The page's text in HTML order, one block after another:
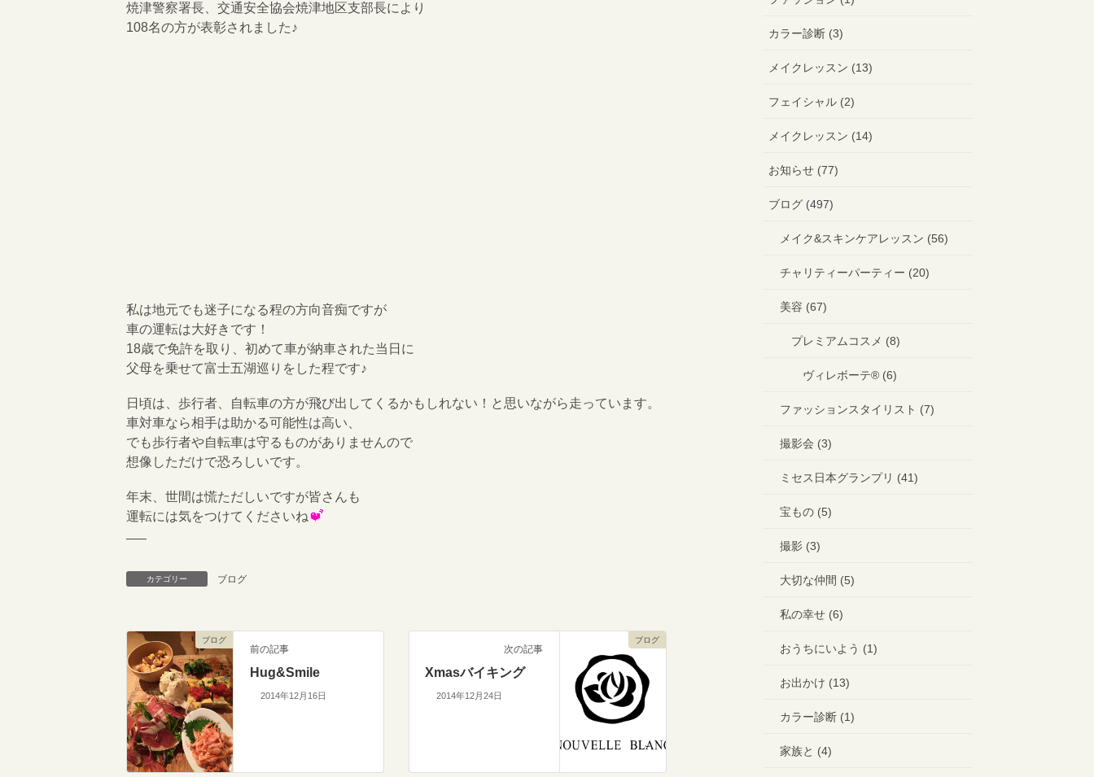
焼津警察署長、交通安全協会焼津地区支部長により
108名の方が表彰されました♪
私は地元でも迷子になる程の方向音痴ですが
車の運転は大好きです！
18歳で免許を取り、初めて車が納車された当日に
父母を乗せて富士五湖巡りをした程です♪
日頃は、歩行者、自転車の方が飛び出してくるかもしれない！と思いながら走っています。
車対車なら相手は助かる可能性は高い、
でも歩行者や自転車は守るものがありませんので
想像しただけで恐ろしいです。
年末、世間は慌ただしいですが皆さんも
運転には気をつけてくださいね
—–
カテゴリー ブログ
ブログ
前の記事
Hug&Smile
2014年12月16日
ブログ
次の記事
Xmasバイキング
2014年12月24日
カラー診断 (3)
メイクレッスン (13)
フェイシャル (2)
メイクレッスン (14)
お知らせ (77)
ブログ (497)
メイク&スキンケアレッスン (56)
チャリティーパーティー (20)
美容 (67)
プレミアムコスメ (8)
ヴィレボーテ®︎ (6)
ファッションスタイリスト (7)
撮影会 (3)
ミセス日本グランプリ (41)
宝もの (5)
撮影 (3)
大切な仲間 (5)
私の幸せ (6)
おうちにいよう (1)
お出かけ (13)
カラー診断 (1)
家族と (4)